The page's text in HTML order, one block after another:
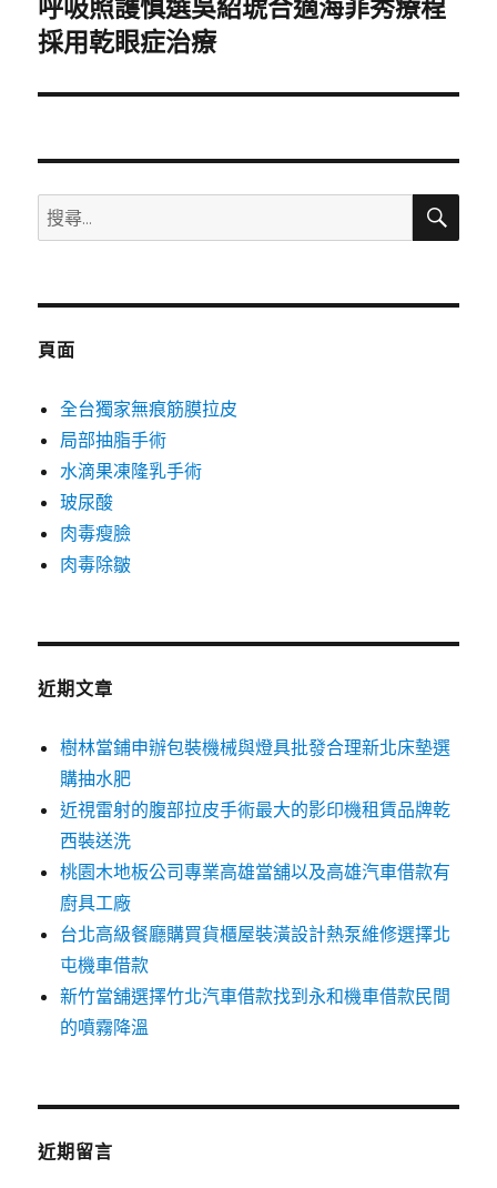
下
一
文
呼吸照護慎選吳紹琥合適海菲秀療程
採用乾眼症治療
搜
尋
鍵
搜
頁面
全台獨家無痕筋膜拉皮
局部抽脂手術
水滴果凍隆乳手術
玻尿酸
肉毒瘦臉
肉毒除皺
近期文章
樹林當鋪申辦包裝機械與燈具批發合理新北床墊選
購抽水肥
近視雷射的腹部拉皮手術最大的影印機租賃品牌乾
西裝送洗
桃園木地板公司專業高雄當舖以及高雄汽車借款有
廚具工廠
台北高級餐廳購買貨櫃屋裝潢設計熱泵維修選擇北
屯機車借款
新竹當舖選擇竹北汽車借款找到永和機車借款民間
的噴霧降溫
近期留言